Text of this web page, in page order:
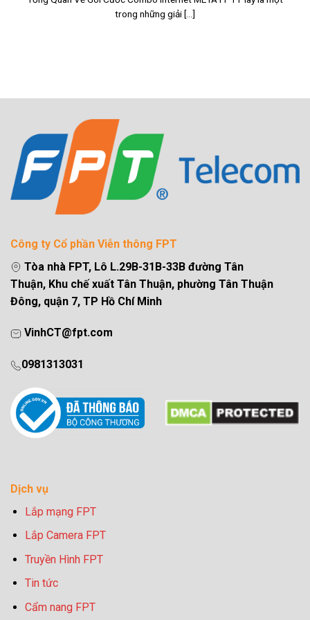
trong những giải [...]
Công ty Cổ phần Viễn thông FPT
Tòa nhà FPT, Lô L.29B-31B-33B đường Tân
Thuận, Khu chế xuất Tân Thuận, phường Tân Thuận
Đông, quận 7, TP Hồ Chí Minh
VinhCT@fpt.com
0981313031
Dịch vụ
Lắp mạng FPT
Lắp Camera FPT
Truyền Hình FPT
Tin tức
Cẩm nang FPT